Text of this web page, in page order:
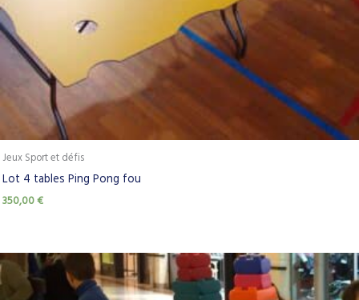
Jeux Sport et défis
Lot 4 tables Ping Pong fou
350,00€